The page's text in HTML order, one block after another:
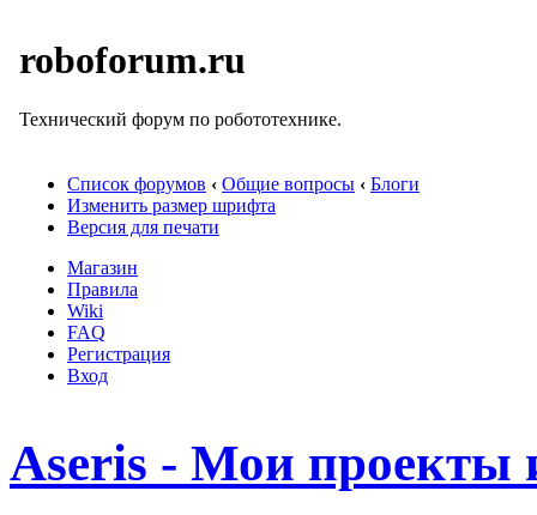
roboforum.ru
Технический форум по робототехнике.
Список форумов ‹ Общие вопросы ‹ Блоги
Изменить размер шрифта
Версия для печати
Магазин
Правила
Wiki
FAQ
Регистрация
Вход
Aseris - Мои проекты